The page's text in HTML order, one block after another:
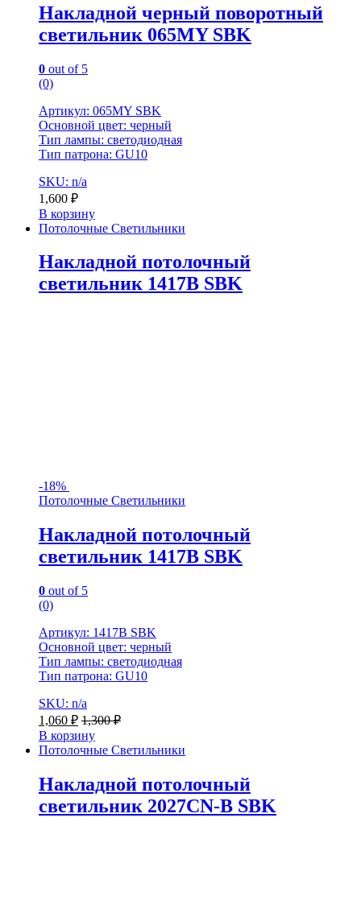
Накладной черный поворотный
светильник 065MY SBK
0 out of 5
(0)
Артикул: 065MY SBK
Основной цвет: черный
Тип лампы: светодиодная
Тип патрона: GU10
SKU: n/a
1,600 ₽
В корзину
Потолочные Светильники
Накладной потолочный
светильник 1417B SBK
-18%
Потолочные Светильники
Накладной потолочный
светильник 1417B SBK
0 out of 5
(0)
Артикул: 1417B SBK
Основной цвет: черный
Тип лампы: светодиодная
Тип патрона: GU10
SKU: n/a
1,060 ₽ 1,300₽
В корзину
Потолочные Светильники
Накладной потолочный
светильник 2027CN-B SBK